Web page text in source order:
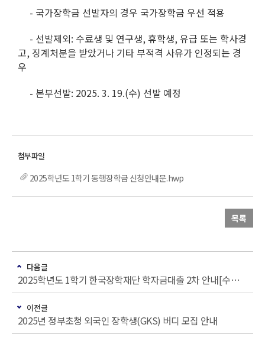
- 국가장학금 선발자의 경우 국가장학금 우선 적용
- 선발제외: 수료생 및 연구생, 휴학생, 유급 또는 학사경
고, 징계처분을 받았거나 기타 부적격 사유가 인정되는 경
우
- 본부선발: 2025. 3. 19.(수) 선발 예정
2025학년도 1학기 동행장학금 신청안내문.hwp
목록
다음글
2025학년도 1학기 한국장학재단 학자금대출 2차 안내[수료생(연구생)]
이전글
2025년 정부초청 외국인 장학생(GKS) 버디 모집 안내